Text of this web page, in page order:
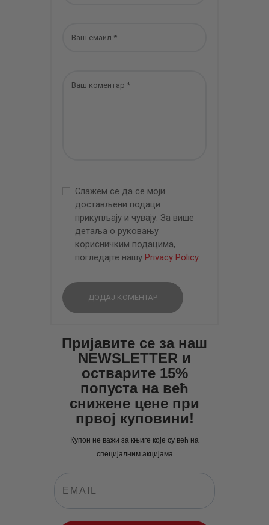
Слажем се да се моји
достављени подаци
прикупљају и чувају. За више
детаља о руковању
корисничким подацима,
погледајте нашу Privacy Policy.
Пријавите се за наш
NEWSLETTER и
остварите 15%
попуста на већ
снижене цене при
првој куповини!
Купон не важи за књиге које су већ на
специјалним акцијама